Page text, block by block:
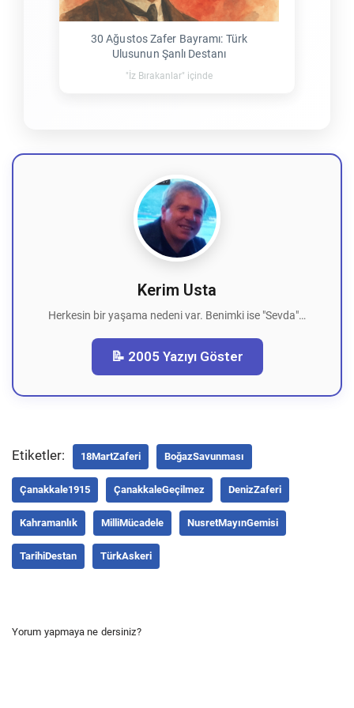
30 Ağustos Zafer Bayramı: Türk
Ulusunun Şanlı Destanı
"İz Bırakanlar" içinde
Kerim Usta
Herkesin bir yaşama nedeni var. Benimki ise "Sevda"…
📝 2005 Yazıyı Göster
Etiketler: 18MartZaferi BoğazSavunması
Çanakkale1915 ÇanakkaleGeçilmez DenizZaferi
Kahramanlık MilliMücadele NusretMayınGemisi
TarihiDestan TürkAskeri
Yorum yapmaya ne dersiniz?